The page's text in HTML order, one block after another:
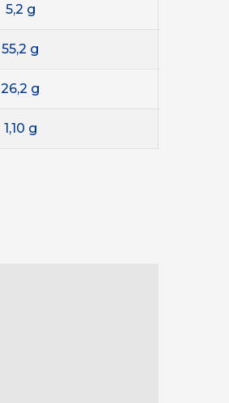
5,2 g
55,2 g
26,2 g
1,10 g